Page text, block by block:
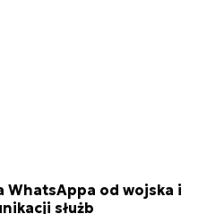
WhatsAppa od wojska i
służb